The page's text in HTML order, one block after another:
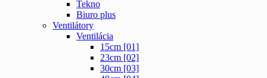
Tekno
Biuro plus
Ventilátory
Ventilácia
15cm [01]
23cm [02]
30cm [03]